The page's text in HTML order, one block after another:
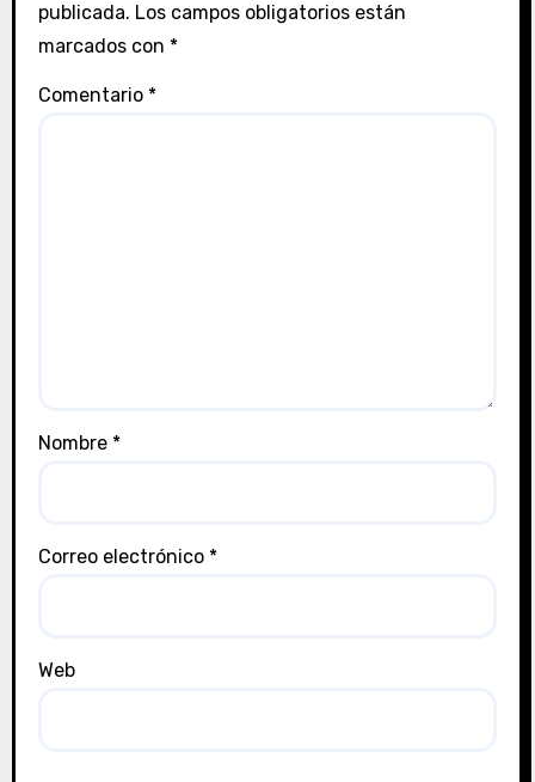
publicada. Los campos obligatorios están
marcados con *
Comentario *
Nombre *
Correo electrónico *
Web